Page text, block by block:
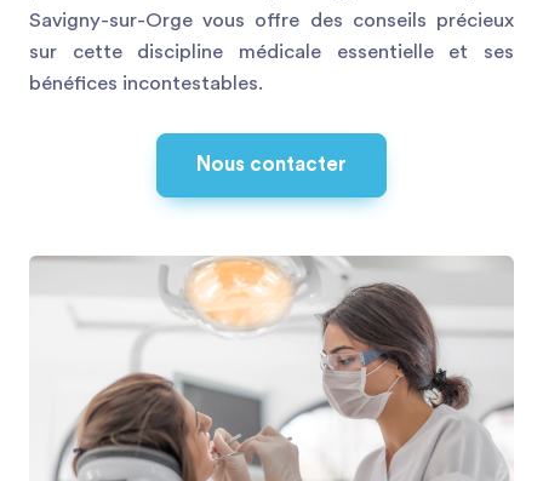
Savigny-sur-Orge vous offre des conseils précieux
sur cette discipline médicale essentielle et ses
bénéfices incontestables.
Nous contacter